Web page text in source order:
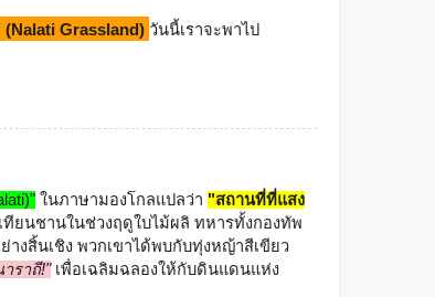
Grassland) วันนี้เราจะพาไป
ในภาษามองโกลแปลว่า "สถานที่ที่แสง
ทียนชานในช่วงฤดูใบไม้ผลิ ทหารทั้งกองทัพ
งสิ้นเชิง พวกเขาได้พบกับทุ่งหญ้าสีเขียว
ราถี!" เพื่อเฉลิมฉลองให้กับดินแดนแห่ง